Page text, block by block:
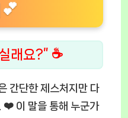
래요?” ☕
간단한 제스처지만 다
❤️ 이 말을 통해 누군가